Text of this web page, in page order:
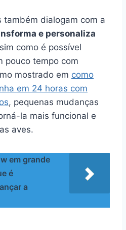
também dialogam com a
e personaliza
como é possível
pouco tempo com
mostrado em como
em 24 horas com
, pequenas mudanças
la mais funcional e
aves.
em grande
é
a